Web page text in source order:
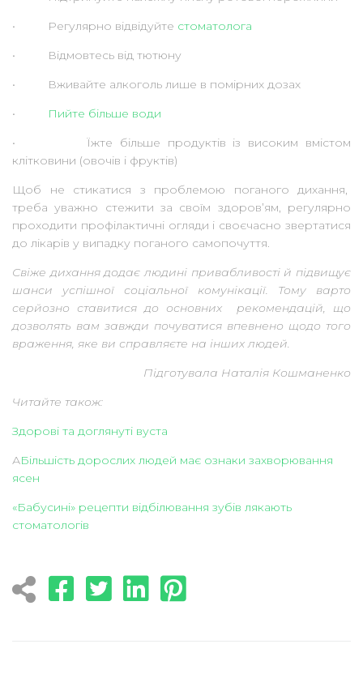
• Регулярно відвідуйте стоматолога
• Відмовтесь від тютюну
• Вживайте алкоголь лише в помірних дозах
•
Пийте більше води
• Їжте більше продуктів із високим вмістом
клітковини (овочів і фруктів)
Щоб не стикатися з проблемою поганого дихання,
треба уважно стежити за своїм здоровʼям, регулярно
проходити профілактичні огляди і своєчасно звертатися
до лікарів у випадку поганого самопочуття.
Свіже дихання додає людині привабливості й підвищує
шанси успішної соціальної комунікації. Тому варто
серйозно ставитися до основних рекомендацій, що
дозволять вам завжди почуватися впевнено щодо того
враження, яке ви справляєте на інших людей.
Підготувала Наталія Кошманенко
Читайте також:
Здорові та доглянуті вуста
АБільшість дорослих людей має ознаки захворювання
ясен
«Бабусині» рецепти відбілювання зубів лякають
стоматологів